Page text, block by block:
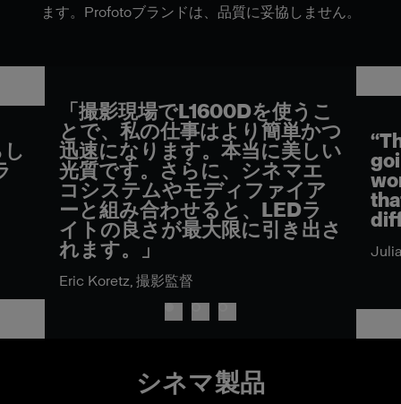
ます。Profotoブランドは、品質に妥協しません。
「撮影現場でL1600Dを使うこ
とで、私の仕事はより簡単かつ
迅速になります。本当に美しい
光質です。さらに、シネマエ
コシステムやモディファイア
ーと組み合わせると、LEDラ
イトの良さが最大限に引き出さ
れます。」
Eric Koretz, 撮影監督
シネマ製品